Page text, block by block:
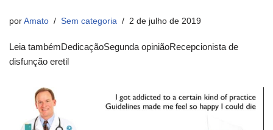
por Amato Sem categoria 2 de julho de 2019
Leia tambémDedicaçãoSegunda opiniãoRecepcionista de
disfunção eretil